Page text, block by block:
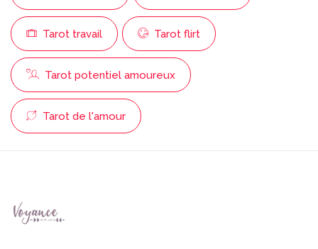
Tarot travail Tarot flirt
Tarot potentiel amoureux
Tarot de l'amour